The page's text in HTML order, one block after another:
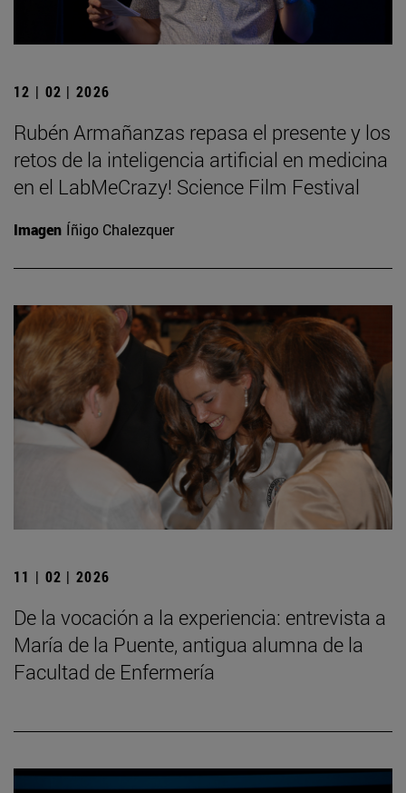
12 | 02 | 2026
Rubén Armañanzas repasa el presente y los
retos de la inteligencia artificial en medicina
en el LabMeCrazy! Science Film Festival
Imagen Íñigo Chalezquer
11 | 02 | 2026
De la vocación a la experiencia: entrevista a
María de la Puente, antigua alumna de la
Facultad de Enfermería